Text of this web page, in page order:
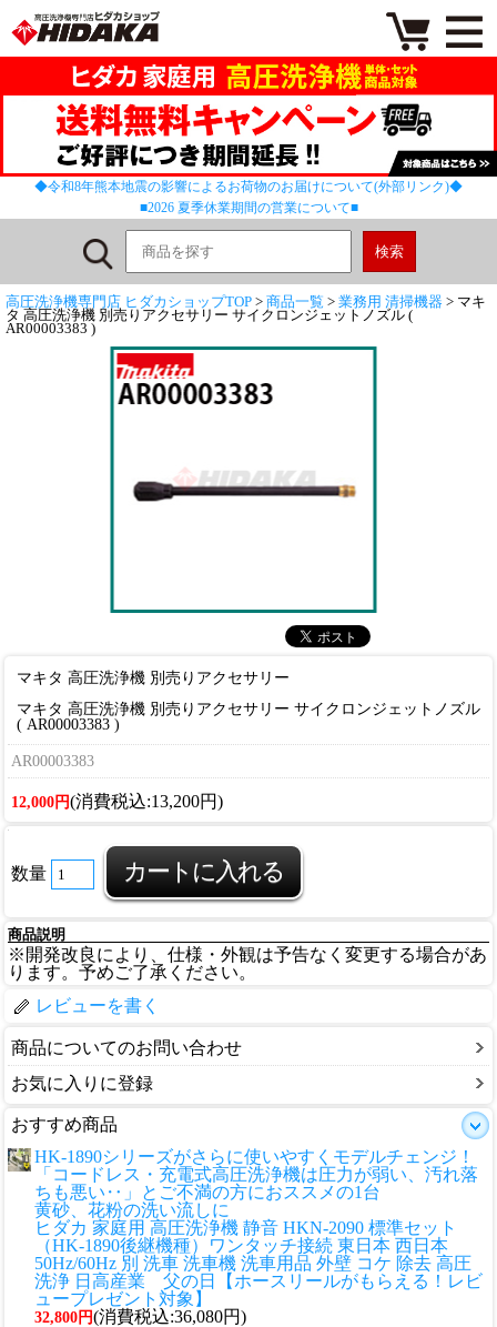
◆令和8年熊本地震の影響によるお荷物のお届けについて(外部リンク)◆
■2026 夏季休業期間の営業について■
高圧洗浄機専門店 ヒダカショップTOP > 商品一覧 > 業務用 清掃機器 > マキ
タ 高圧洗浄機 別売りアクセサリー サイクロンジェットノズル (
AR00003383 )
マキタ 高圧洗浄機 別売りアクセサリー
マキタ 高圧洗浄機 別売りアクセサリー サイクロンジェットノズル
( AR00003383 )
AR00003383
12,000円(消費税込:13,200円)
数量
商品説明
※開発改良により、仕様・外観は予告なく変更する場合があ
ります。予めご了承ください。
レビューを書く
商品についてのお問い合わせ
お気に入りに登録
おすすめ商品
HK-1890シリーズがさらに使いやすくモデルチェンジ！
「コードレス・充電式高圧洗浄機は圧力が弱い、汚れ落
ちも悪い‥」とご不満の方におススメの1台
黄砂、花粉の洗い流しに
ヒダカ 家庭用 高圧洗浄機 静音 HKN-2090 標準セット
（HK-1890後継機種）ワンタッチ接続 東日本 西日本
50Hz/60Hz 別 洗車 洗車機 洗車用品 外壁 コケ 除去 高圧
洗浄 日高産業 父の日【ホースリールがもらえる！レビ
ュープレゼント対象】
32,800円(消費税込:36,080円)